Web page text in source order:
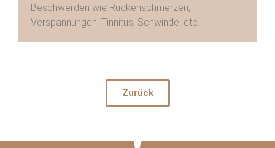
Beschwerden wie Rückenschmerzen,
Verspannungen, Tinnitus, Schwindel etc.
Zurück